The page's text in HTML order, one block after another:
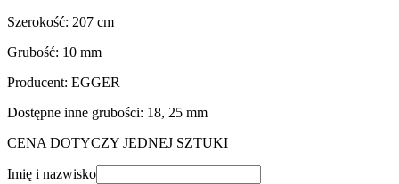
Szerokość: 207 cm
Grubość: 10 mm
Producent: EGGER
Dostępne inne grubości: 18, 25 mm
CENA DOTYCZY JEDNEJ SZTUKI
Imię i nazwisko